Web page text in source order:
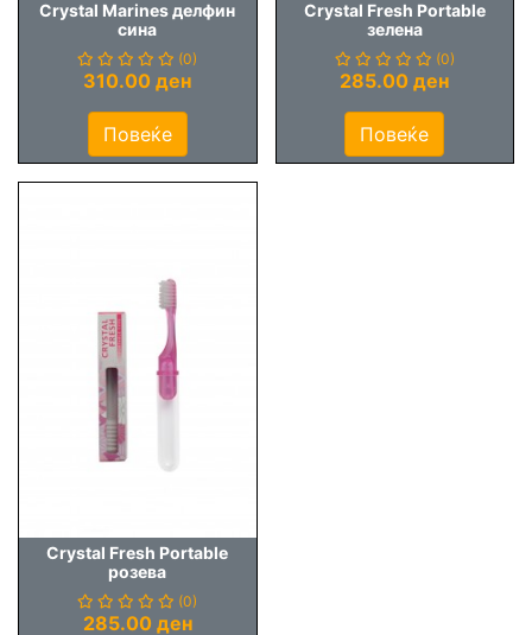
Crystal Marines делфин
сина
(0)
310.00 ден
Повеќе
Crystal Fresh Portable
зелена
(0)
285.00 ден
Повеќе
Crystal Fresh Portable
розева
(0)
285.00 ден